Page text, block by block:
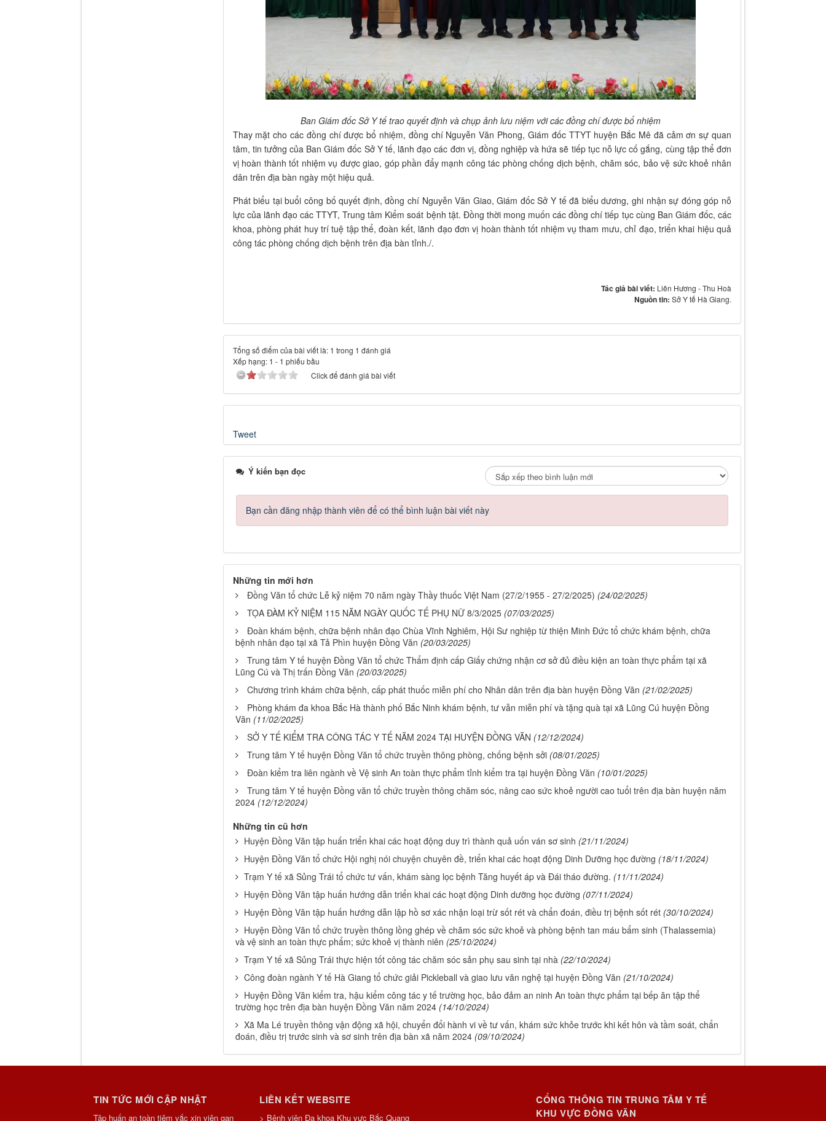
Ban Giám đốc Sở Y tế trao quyết định và chụp ảnh lưu niệm với các đồng chí được bổ nhiệm
Thay mặt cho các đồng chí được bổ nhiệm, đồng chí Nguyễn Văn Phong, Giám đốc TTYT huyện Bắc Mê đã cảm ơn sự quan
tâm, tin tưởng của Ban Giám đốc Sở Y tế, lãnh đạo các đơn vị, đồng nghiệp và hứa sẽ tiếp tục nỗ lực cố gắng, cùng tập thể đơn
vị hoàn thành tốt nhiệm vụ được giao, góp phần đẩy mạnh công tác phòng chống dịch bệnh, chăm sóc, bảo vệ sức khoẻ nhân
dân trên địa bàn ngày một hiệu quả.
Phát biểu tại buổi công bố quyết định, đồng chí Nguyễn Văn Giao, Giám đốc Sở Y tế đã biểu dương, ghi nhận sự đóng góp nỗ
lực của lãnh đạo các TTYT, Trung tâm Kiểm soát bệnh tật. Đồng thời mong muốn các đồng chí tiếp tục cùng Ban Giám đốc, các
khoa, phòng phát huy trí tuệ tập thể, đoàn kết, lãnh đạo đơn vị hoàn thành tốt nhiệm vụ tham mưu, chỉ đạo, triển khai hiệu quả
công tác phòng chống dịch bệnh trên địa bàn tỉnh./.
Tác giả bài viết: Liên Hương - Thu Hoà
Nguồn tin: Sở Y tế Hà Giang.
Tổng số điểm của bài viết là: 1 trong 1 đánh giá
Xếp hạng: 1 - 1 phiếu bầu
Click để đánh giá bài viết
Tweet
Ý kiến bạn đọc
Bạn cần đăng nhập thành viên để có thể bình luận bài viết này
Những tin mới hơn
Đồng Văn tổ chức Lễ kỷ niệm 70 năm ngày Thầy thuốc Việt Nam (27/2/1955 - 27/2/2025) (24/02/2025)
TỌA ĐÀM KỶ NIỆM 115 NĂM NGÀY QUỐC TẾ PHỤ NỮ 8/3/2025 (07/03/2025)
Đoàn khám bệnh, chữa bệnh nhân đạo Chùa Vĩnh Nghiêm, Hội Sư nghiệp từ thiện Minh Đức tổ chức khám bệnh, chữa
bệnh nhân đạo tại xã Tả Phìn huyện Đồng Văn (20/03/2025)
Trung tâm Y tế huyện Đồng Văn tổ chức Thẩm định cấp Giấy chứng nhận cơ sở đủ điều kiện an toàn thực phẩm tại xã
Lũng Cú và Thị trấn Đồng Văn (20/03/2025)
Chương trình khám chữa bệnh, cấp phát thuốc miễn phí cho Nhân dân trên địa bàn huyện Đồng Văn (21/02/2025)
Phòng khám đa khoa Bắc Hà thành phố Bắc Ninh khám bệnh, tư vẫn miễn phí và tặng quà tại xã Lũng Cú huyện Đồng
Văn (11/02/2025)
SỞ Y TẾ KIỂM TRA CÔNG TÁC Y TẾ NĂM 2024 TẠI HUYỆN ĐỒNG VĂN (12/12/2024)
Trung tâm Y tế huyện Đồng Văn tổ chức truyền thông phòng, chống bệnh sởi (08/01/2025)
Đoàn kiểm tra liên ngành về Vệ sinh An toàn thực phẩm tỉnh kiểm tra tại huyện Đồng Văn (10/01/2025)
Trung tâm Y tế huyện Đồng văn tổ chức truyền thông chăm sóc, nâng cao sức khoẻ người cao tuổi trên địa bàn huyện năm
2024 (12/12/2024)
Những tin cũ hơn
Huyện Đồng Văn tập huấn triển khai các hoạt động duy trì thành quả uốn ván sơ sinh (21/11/2024)
Huyện Đồng Văn tổ chức Hội nghị nói chuyện chuyên đề, triển khai các hoạt động Dinh Dưỡng học đường (18/11/2024)
Trạm Y tế xã Sủng Trái tổ chức tư vấn, khám sàng lọc bệnh Tăng huyết áp và Đái tháo đường. (11/11/2024)
Huyện Đồng Văn tập huấn hướng dẫn triển khai các hoạt động Dinh dưỡng học đường (07/11/2024)
Huyện Đồng Văn tập huấn hướng dẫn lập hồ sơ xác nhận loại trừ sốt rét và chẩn đoán, điều trị bệnh sốt rét (30/10/2024)
Huyện Đồng Văn tổ chức truyền thông lồng ghép về chăm sóc sức khoẻ và phòng bệnh tan máu bẩm sinh (Thalassemia)
và vệ sinh an toàn thực phẩm; sức khoẻ vị thành niên (25/10/2024)
Trạm Y tế xã Sủng Trái thực hiện tốt công tác chăm sóc sản phụ sau sinh tại nhà (22/10/2024)
Công đoàn ngành Y tế Hà Giang tổ chức giải Pickleball và giao lưu văn nghệ tại huyện Đồng Văn (21/10/2024)
Huyện Đồng Văn kiểm tra, hậu kiểm công tác y tế trường học, bảo đảm an ninh An toàn thực phẩm tại bếp ăn tập thể
trường học trên địa bàn huyện Đồng Văn năm 2024 (14/10/2024)
Xã Ma Lé truyền thông vận động xã hội, chuyển đổi hành vi về tư vấn, khám sức khỏe trước khi kết hôn và tầm soát, chẩn
đoán, điều trị trước sinh và sơ sinh trên địa bàn xã năm 2024 (09/10/2024)
TIN TỨC MỚI CẬP NHẬT
Tập huấn an toàn tiêm vắc xin viên gan
LIÊN KẾT WEBSITE
> Bệnh viện Đa khoa Khu vực Bắc Quang
CỔNG THÔNG TIN TRUNG TÂM Y TẾ
KHU VỰC ĐỒNG VĂN